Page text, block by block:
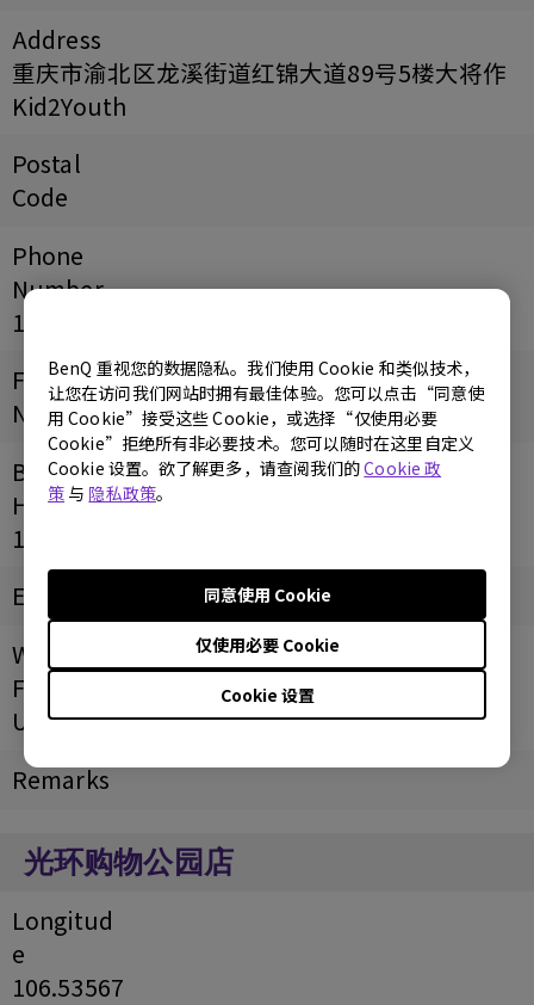
BenQ 重视您的数据隐私。我们使用 Cookie 和类似技术，
让您在访问我们网站时拥有最佳体验。您可以点击“同意使
用 Cookie”接受这些 Cookie，或选择“仅使用必要
Cookie”拒绝所有非必要技术。您可以随时在这里自定义
Cookie 设置。欲了解更多，请查阅我们的Cookie 政
策 与 隐私政策。
Cookie 设置
仅使用必要 Cookie
同意使用 Cookie
Address
重庆市渝北区龙溪街道红锦大道89号5楼大将作
Kid2Youth
Postal
Code
Phone
Number
18983625905
Fax
Number
Business
Hours
10:00 - 22:00
Email
Website/
Facebook
URL
Remarks
光环购物公园店
Longitud
e
106.53567